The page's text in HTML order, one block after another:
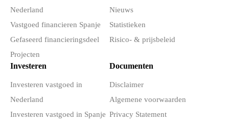
Nederland
Vastgoed financieren Spanje
Gefaseerd financieringsdeel
Projecten
Nieuws
Statistieken
Risico- & prijsbeleid
Investeren
Investeren vastgoed in
Nederland
Investeren vastgoed in Spanje
Documenten
Disclaimer
Algemene voorwaarden
Privacy Statement